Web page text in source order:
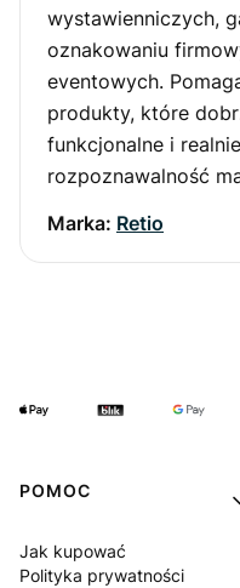
wystawienniczych,
oznakowaniu
eventowych.
produkty, które
funkcjonalne i
rozpoznawalność
Marka: Retio
POMOC
Jak kupować
Polityka prywatności